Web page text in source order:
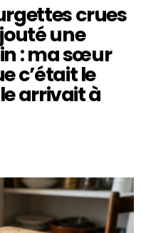
crues
une
: ma sœur
c’était le
arrivait à